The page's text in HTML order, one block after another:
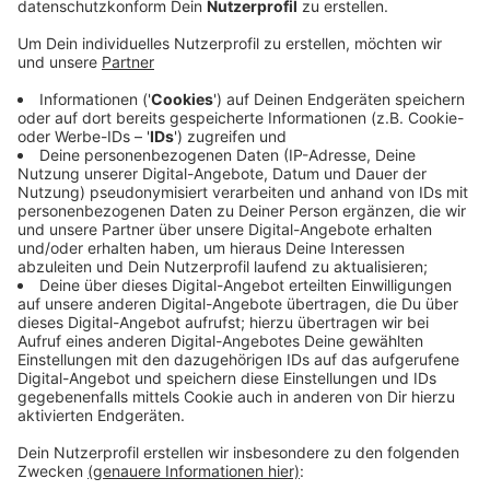
Jetzt ist die Baugenehmigung da
Anzeige
Das teilte die Stadt Gronau mit. Das Themen-Hotel
am Udo-Lindenberg-Platz soll ein weiterer Baustein im
Musikquartier rund um das rock’n’popmuseum
werden. Es wird teilweise in das denkmalgeschützte
Dinkellager einziehen. Zusätzlich ist ein Neubau
geplant.
Anzeige